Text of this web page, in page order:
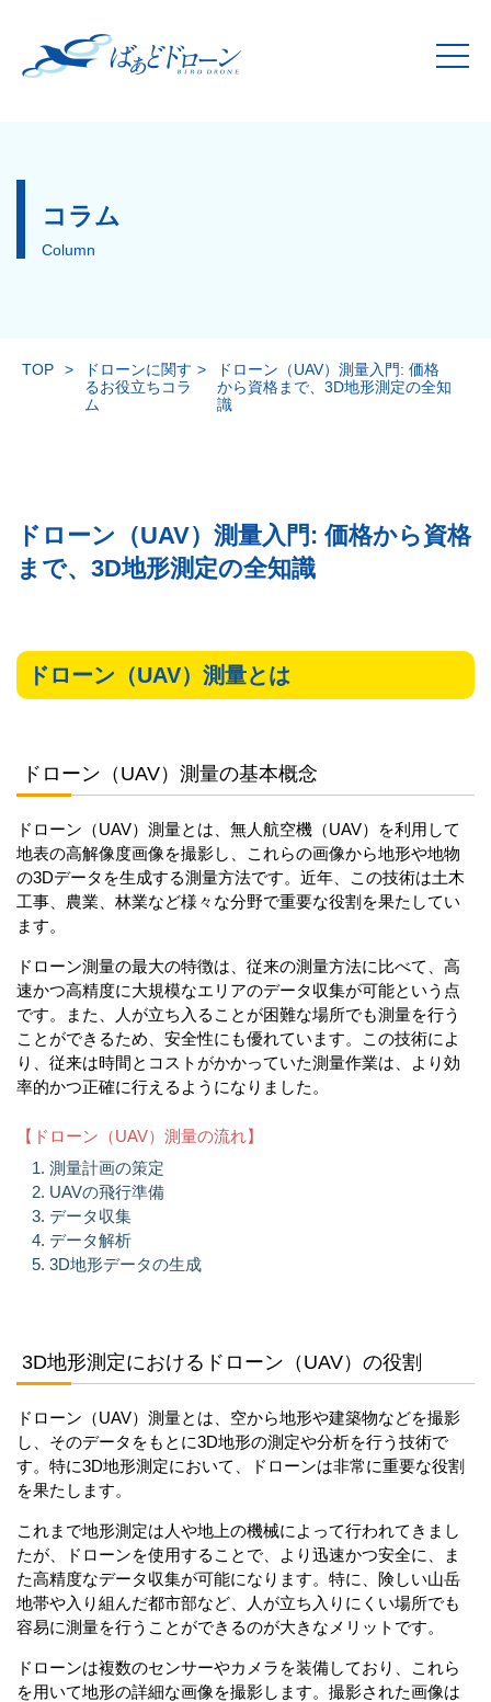
コラム
Column
TOP >
ドローンに関す
るお役立ちコラ
ム
>
ドローン（UAV）測量入門: 価格
から資格まで、3D地形測定の全知
識
ドローン（UAV）測量入門: 価格から資格
まで、3D地形測定の全知識
ドローン（UAV）測量とは
ドローン（UAV）測量の基本概念
ドローン（UAV）測量とは、無人航空機（UAV）を利用して
地表の高解像度画像を撮影し、これらの画像から地形や地物
の3Dデータを生成する測量方法です。近年、この技術は土木
工事、農業、林業など様々な分野で重要な役割を果たしてい
ます。
ドローン測量の最大の特徴は、従来の測量方法に比べて、高
速かつ高精度に大規模なエリアのデータ収集が可能という点
です。また、人が立ち入ることが困難な場所でも測量を行う
ことができるため、安全性にも優れています。この技術によ
り、従来は時間とコストがかかっていた測量作業は、より効
率的かつ正確に行えるようになりました。
【ドローン（UAV）測量の流れ】
測量計画の策定
UAVの飛行準備
データ収集
データ解析
3D地形データの生成
3D地形測定におけるドローン（UAV）の役割
ドローン（UAV）測量とは、空から地形や建築物などを撮影
し、そのデータをもとに3D地形の測定や分析を行う技術で
す。特に3D地形測定において、ドローンは非常に重要な役割
を果たします。
これまで地形測定は人や地上の機械によって行われてきまし
たが、ドローンを使用することで、より迅速かつ安全に、ま
た高精度なデータ収集が可能になります。特に、険しい山岳
地帯や入り組んだ都市部など、人が立ち入りにくい場所でも
容易に測量を行うことができるのが大きなメリットです。
ドローンは複数のセンサーやカメラを装備しており、これら
を用いて地形の詳細な画像を撮影します。撮影された画像は